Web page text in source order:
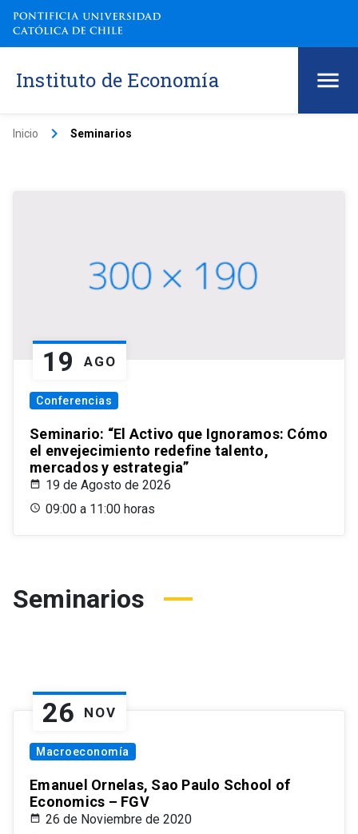
Instituto de Economía
Inicio keyboard_arrow_right Seminarios
19 AGO
Conferencias
Seminario: “El Activo que Ignoramos: Cómo
el envejecimiento redefine talento,
mercados y estrategia”
19 de Agosto de 2026
09:00 a 11:00 horas
Seminarios
26 NOV
Macroeconomía
Emanuel Ornelas, Sao Paulo School of
Economics – FGV
26 de Noviembre de 2020